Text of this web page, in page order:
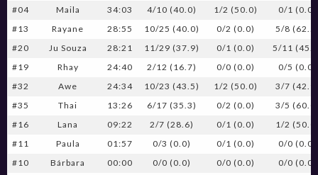
#04
Maila 34:03 4/10 (40.0) 1/2 (50.0)
0/1 (0.0)
#13
Rayane 28:55 10/25 (40.0) 0/2 (0.0)
5/8
#20
Ju Souza 28:21 11/29 (37.9) 0/1 (0.0)
5/11
#19
Rhay 24:40 2/12 (16.7) 0/0 (0.0)
0/5 (0.0)
#32
Awe 24:34 10/23 (43.5) 1/2 (50.0)
3/7
#35
Thai 13:26 6/17 (35.3) 0/2 (0.0)
3/5
#16
Lana 09:22 2/7 (28.6) 0/1 (0.0)
1/2
#11
Paula 01:57 0/3 (0.0) 0/1 (0.0)
0/0 (0.0)
#10
Bárbara 00:00 0/0 (0.0) 0/0 (0.0)
0/0 (0.0)